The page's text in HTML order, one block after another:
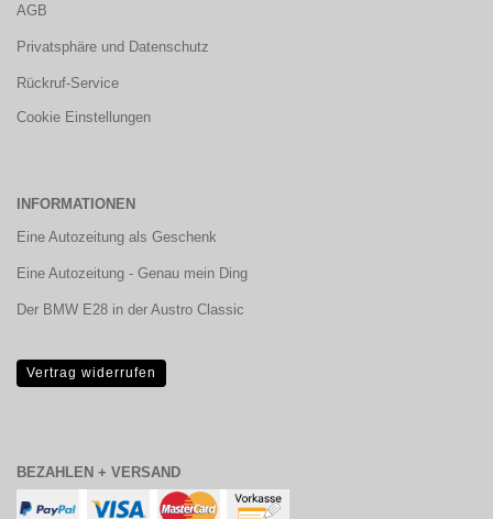
AGB
Privatsphäre und Datenschutz
Rückruf-Service
Cookie Einstellungen
INFORMATIONEN
Eine Autozeitung als Geschenk
Eine Autozeitung - Genau mein Ding
Der BMW E28 in der Austro Classic
Vertrag widerrufen
BEZAHLEN + VERSAND